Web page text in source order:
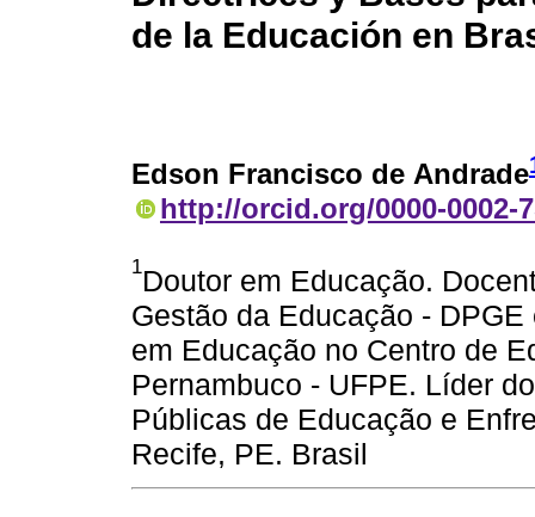
de la Educación en
Edson Francisco de Andrade
http://orcid.org/0000-0002-
1Doutor em Educação.
Gestão da Educação -
em Educação no Centro de
Pernambuco - UFPE. Líder
Públicas de Educação e
Recife, PE. Brasil